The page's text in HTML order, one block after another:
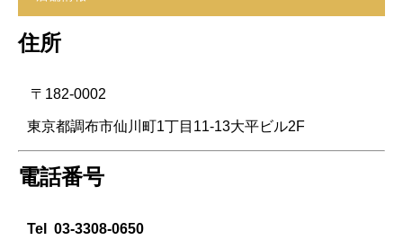
住所
〒182-0002
東京都調布市仙川町1丁目11-13大平ビル2F
電話番号
Tel 03-3308-0650